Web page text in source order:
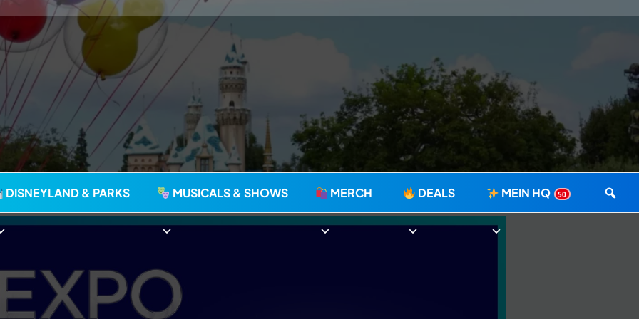
seit 2006
DISNEYLAND & PARKS MUSICALS & SHOWS MERCH DEALS MEIN HQ 50